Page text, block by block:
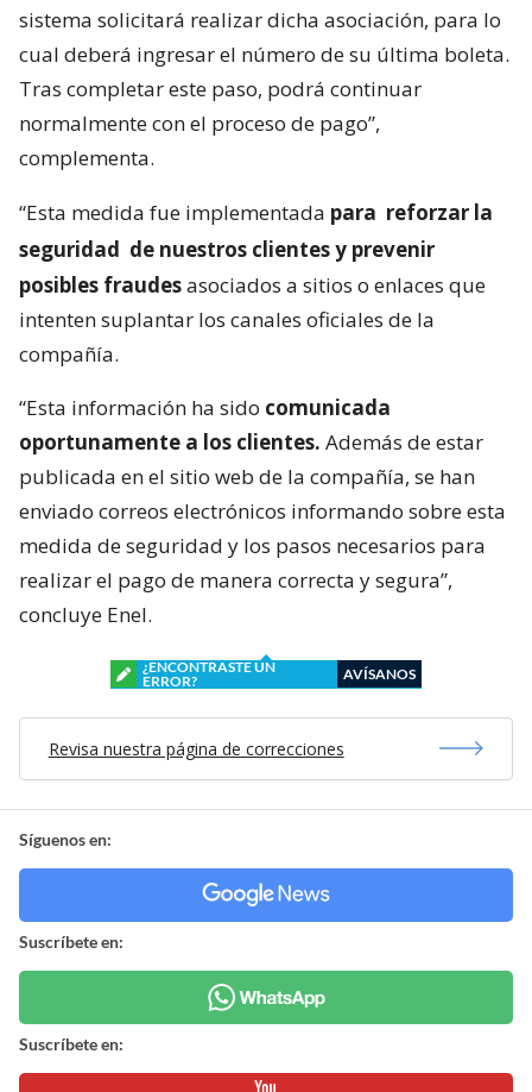
sistema solicitará realizar dicha asociación, para lo
cual deberá ingresar el número de su última boleta.
Tras completar este paso, podrá continuar
normalmente con el proceso de pago”,
complementa.
“Esta medida fue implementada para reforzar la
seguridad de nuestros clientes y prevenir
posibles fraudesasociados a sitios o enlaces que
intenten suplantar los canales oficiales de la
compañía.
“Esta información ha sido comunicada
oportunamente a los clientes. Además de estar
publicada en el sitio web de la compañía, se han
enviado correos electrónicos informando sobre esta
medida de seguridad y los pasos necesarios para
realizar el pago de manera correcta y segura”,
concluye Enel.
¿ENCONTRASTE UN
ERROR?
AVÍSANOS
Revisa nuestra página de correcciones
Síguenos en:
Suscríbete en:
Suscríbete en: